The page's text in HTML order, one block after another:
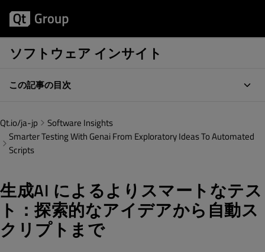
ソフトウェア インサイト
この記事の目次
Qt.io/ja-jp
Software Insights
Smarter Testing With Genai From Exploratory Ideas To Automated
Scripts
生成AI によるよりスマートなテス
ト：探索的なアイデアから自動ス
クリプトまで